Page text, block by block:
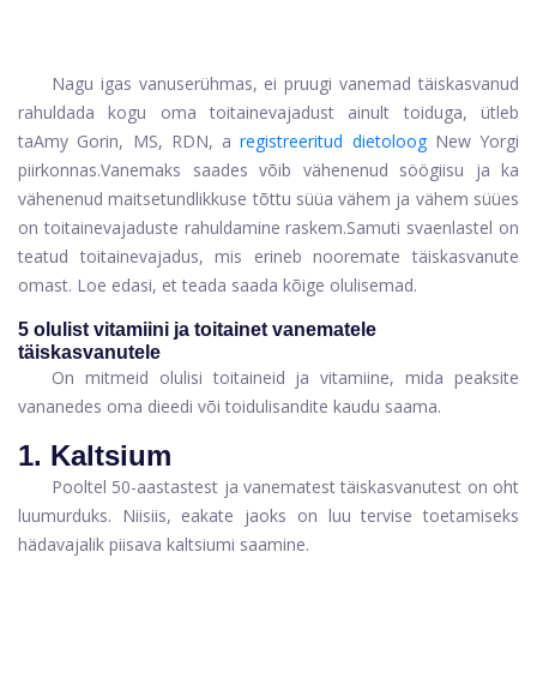
Nagu igas vanuserühmas, ei pruugi vanemad täiskasvanud
rahuldada kogu oma toitainevajadust ainult toiduga, ütleb
taAmy Gorin, MS, RDN, a registreeritud dietoloog New Yorgi
piirkonnas.Vanemaks saades võib vähenenud söögiisu ja ka
vähenenud maitsetundlikkuse tõttu süüa vähem ja vähem süües
on toitainevajaduste rahuldamine raskem.Samuti svaenlastel on
teatud toitainevajadus, mis erineb nooremate täiskasvanute
omast. Loe edasi, et teada saada kõige olulisemad.
5 olulist vitamiini ja toitainet vanematele
täiskasvanutele
On mitmeid olulisi toitaineid ja vitamiine, mida peaksite
vananedes oma dieedi või toidulisandite kaudu saama.
1. Kaltsium
Pooltel 50-aastastest ja vanematest täiskasvanutest on oht
luumurduks. Niisiis, eakate jaoks on luu tervise toetamiseks
hädavajalik piisava kaltsiumi saamine.